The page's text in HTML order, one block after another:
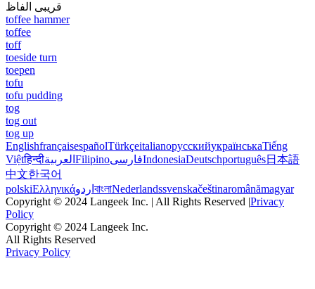
قریبی الفاظ
toffee hammer
toffee
toff
toeside turn
toepen
tofu
tofu pudding
tog
tog out
tog up
EnglishfrançaisespañolTürkçeitalianoрусскийукраїнськаTiếng
Việtहिन्दीالعربية FilipinoفارسیIndonesiaDeutschportuguês日本語
中文한국어
polskiΕλληνικάاردو বাংলাNederlandssvenskačeštinaromânămagyar
Copyright © 2024 Langeek Inc. | All Rights Reserved |Privacy
Policy
Copyright © 2024 Langeek Inc.
All Rights Reserved
Privacy Policy